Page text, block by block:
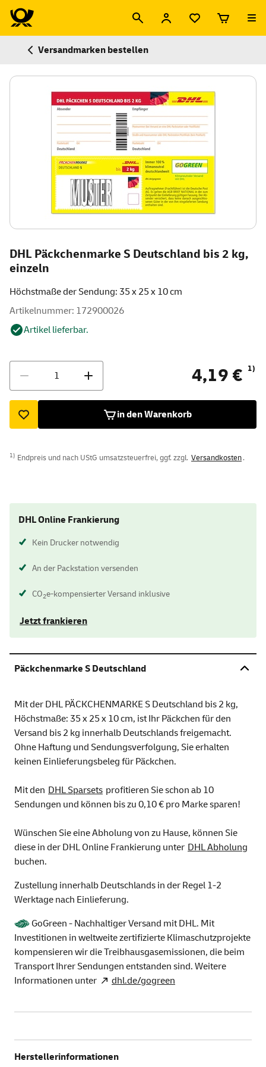
Versandmarken bestellen
DHL Päckchenmarke S Deutschland bis 2 kg,
einzeln
Höchstmaße der Sendung: 35 x 25 x 10 cm
Artikelnummer: 172900026
Artikel lieferbar.
4,19 € 1)
in den Warenkorb
1) Endpreis und nach UStG umsatzsteuerfrei, ggf. zzgl. Versandkosten.
DHL Online Frankierung
Kein Drucker notwendig
An der Packstation versenden
CO2e-kompensierter Versand inklusive
Jetzt frankieren
Päckchenmarke S Deutschland
Mit der DHL PÄCKCHENMARKE S Deutschland bis 2 kg,
Höchstmaße: 35 x 25 x 10 cm, ist Ihr Päckchen für den
Versand bis 2 kg innerhalb Deutschlands freigemacht.
Ohne Haftung und Sendungsverfolgung, Sie erhalten
keinen Einlieferungsbeleg für Päckchen.
Mit den DHL Sparsets profitieren Sie schon ab 10
Sendungen und können bis zu 0,10 € pro Marke sparen!
Wünschen Sie eine Abholung von zu Hause, können Sie
diese in der DHL Online Frankierung unter DHL Abholung
buchen.
Zustellung innerhalb Deutschlands in der Regel 1-2
Werktage nach Einlieferung.
GoGreen - Nachhaltiger Versand mit DHL. Mit
Investitionen in weltweite zertifizierte Klimaschutzprojekte
kompensieren wir die Treibhausgasemissionen, die beim
Transport Ihrer Sendungen entstanden sind. Weitere
Informationen unter
dhl.de/gogreen
Herstellerinformationen